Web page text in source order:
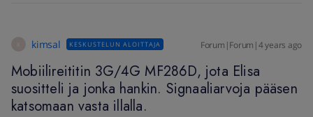
kimsal KESKUSTELUN ALOITTAJA Forum|Forum|4 years ago
Mobiilireititin 3G/4G MF286D, jota Elisa
suositteli ja jonka hankin. Signaaliarvoja pääsen
katsomaan vasta illalla.